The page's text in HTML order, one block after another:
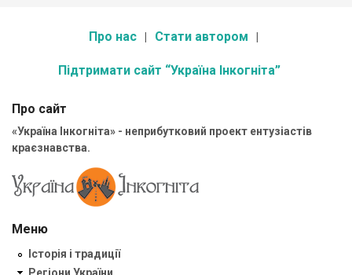
Про нас Стати автором
Підтримати сайт “Україна Інкогніта”
Про сайт
«Україна Інкогніта» - неприбутковий проект ентузіастів
краєзнавства.
Меню
Історія і традиції
Регіони України